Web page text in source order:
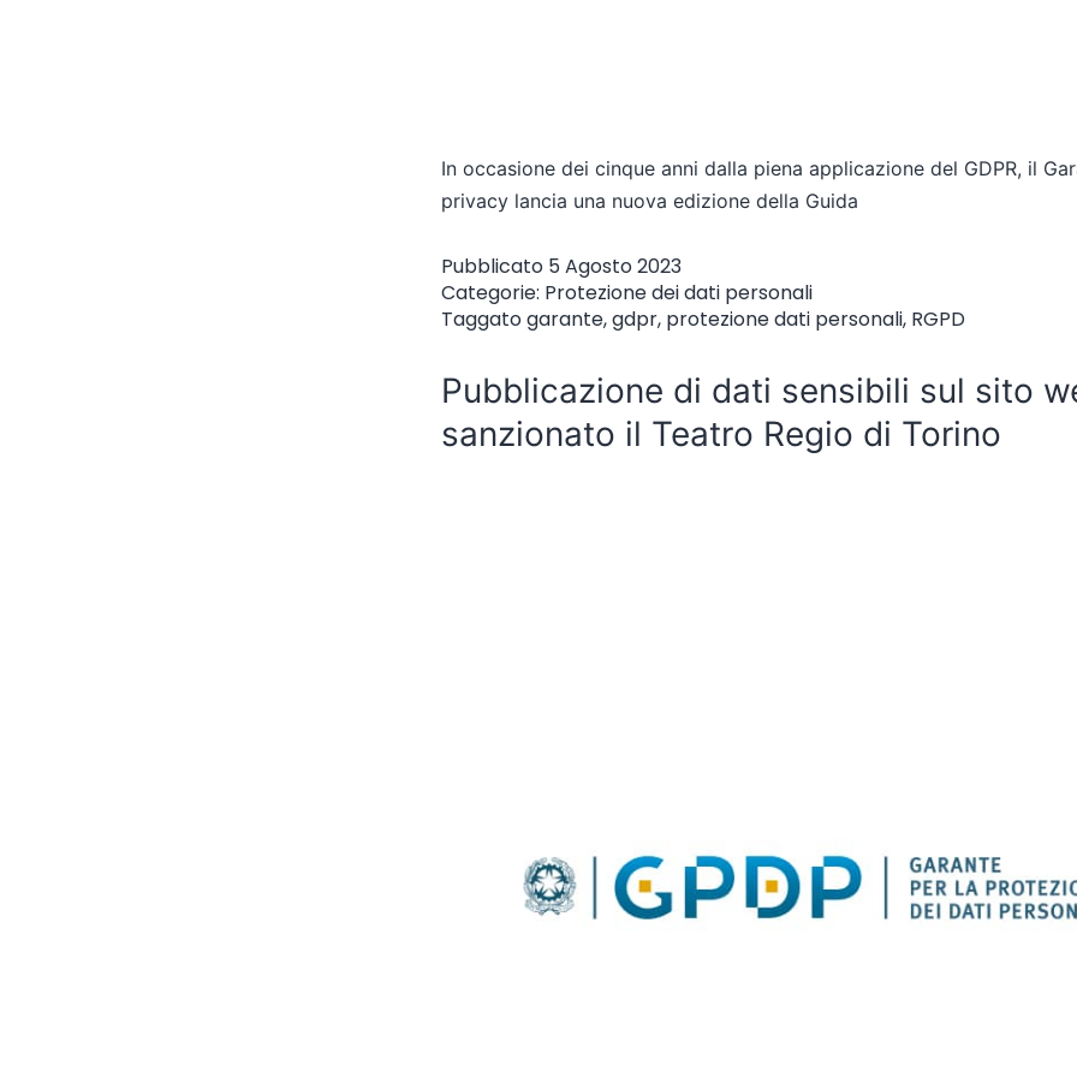
In occasione dei cinque anni dalla piena applicazione del GDPR, il
privacy lancia una nuova edizione della Guida
Pubblicato 5 Agosto 2023
Categorie: Protezione dei dati personali
Taggatogarante,gdpr, protezione dati personali, RGPD
Pubblicazione di dati sensibili sul sito
sanzionato il Teatro Regio di Torino